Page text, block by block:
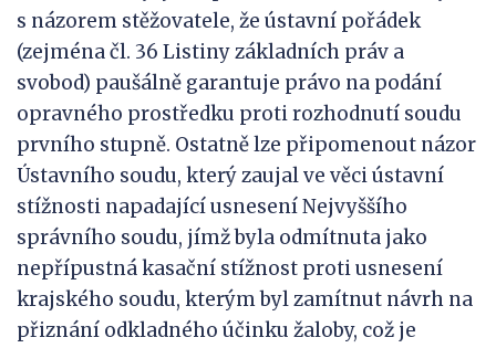
s názorem stěžovatele, že ústavní pořádek
(zejména čl. 36 Listiny základních práv a
svobod) paušálně garantuje právo na podání
opravného prostředku proti rozhodnutí soudu
prvního stupně. Ostatně lze připomenout názor
Ústavního soudu, který zaujal ve věci ústavní
stížnosti napadající usnesení Nejvyššího
správního soudu, jímž byla odmítnuta jako
nepřípustná kasační stížnost proti usnesení
krajského soudu, kterým byl zamítnut návrh na
přiznání odkladného účinku žaloby, což je